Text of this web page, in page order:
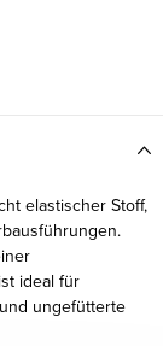
elastischer Stoff,
ideal für
ungefütterte